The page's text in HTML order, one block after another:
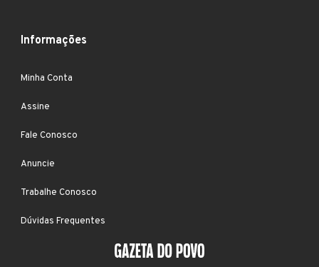
Informações
Minha Conta
Assine
Fale Conosco
Anuncie
Trabalhe Conosco
Dúvidas Frequentes